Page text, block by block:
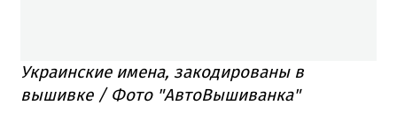
Украинские имена, закодированы в
вышивке / Фото "АвтоВышиванка"